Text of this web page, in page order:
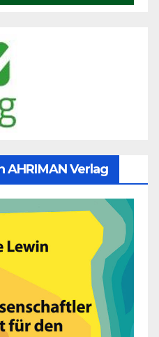
AHRIMAN Verlag